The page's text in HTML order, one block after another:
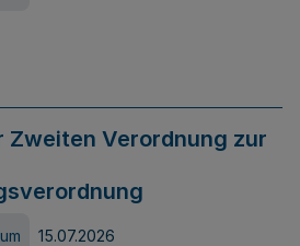
Zweiten Verordnung zur
15.07.2026